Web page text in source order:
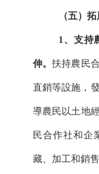
（五）
1、支持
伸。扶持農民
直銷等設施，
導農民以土地
民合作社和企
藏、加工和銷